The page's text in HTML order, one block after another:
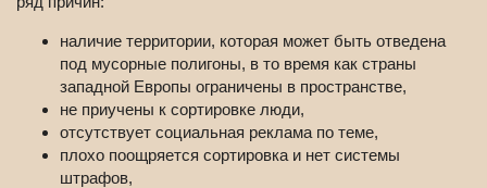
наличие территории, которая может быть отведена
под мусорные полигоны, в то время как страны
западной Европы ограничены в пространстве,
не приучены к сортировке люди,
отсутствует социальная реклама по теме,
плохо поощряется сортировка и нет системы
штрафов,